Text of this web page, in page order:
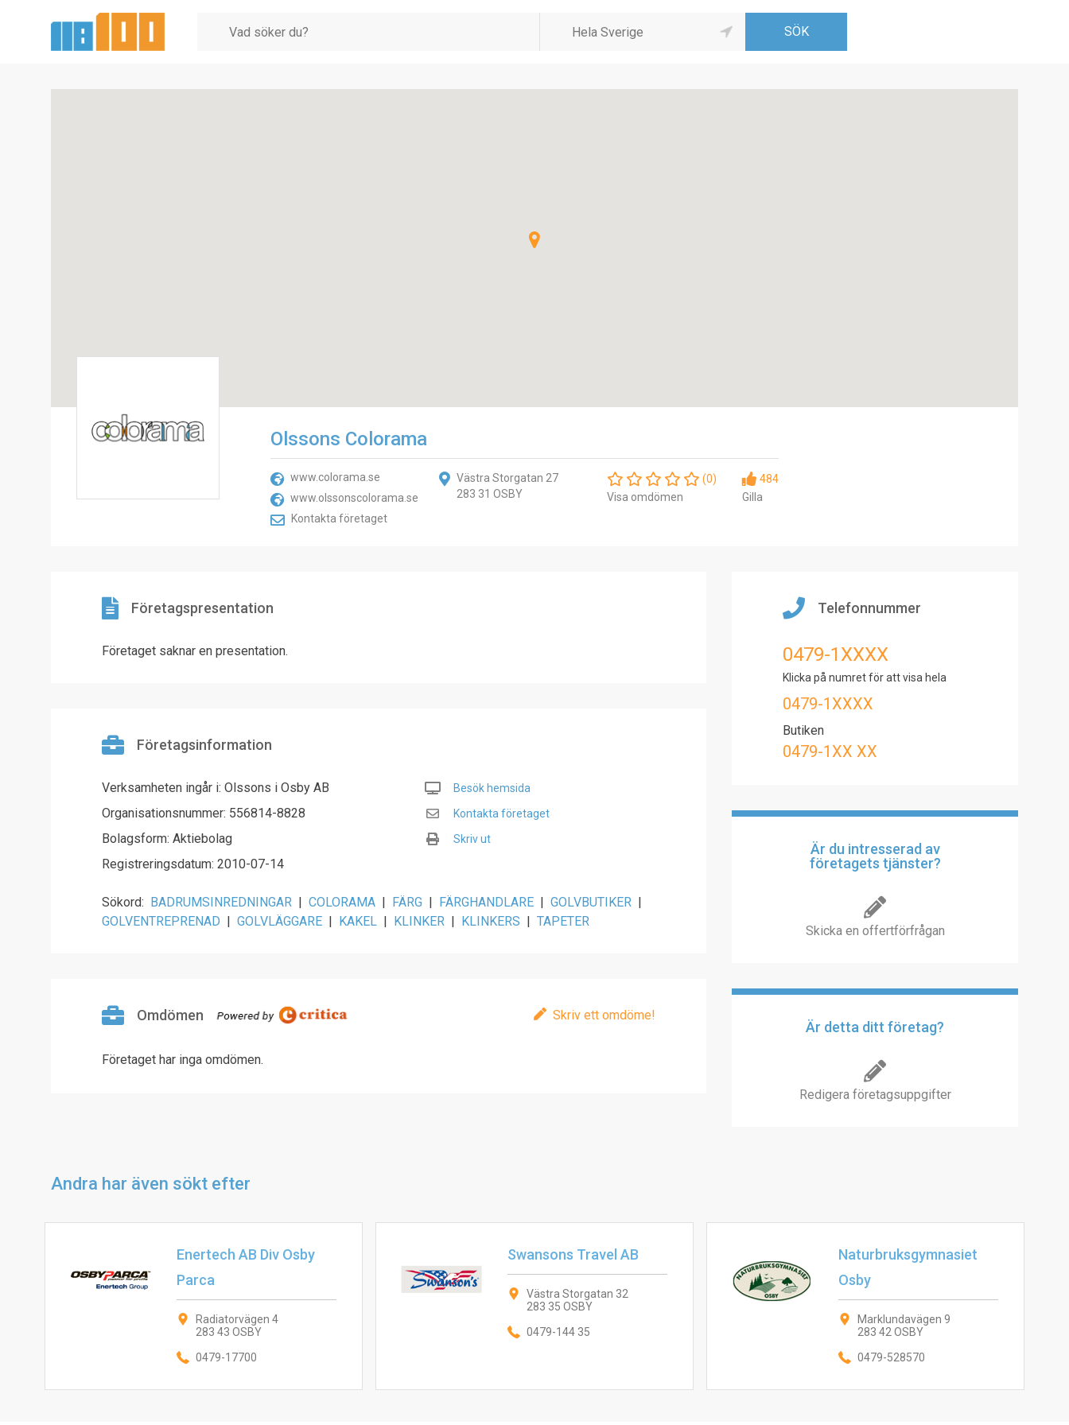
Olssons Colorama
www.colorama.se
www.olssonscolorama.se
Kontakta företaget
Västra Storgatan 27
283 31 OSBY
(0)
Visa omdömen
484
Gilla
Företagspresentation
Företaget saknar en presentation.
Företagsinformation
Verksamheten ingår i: Olssons i Osby AB
Organisationsnummer: 556814-8828
Bolagsform: Aktiebolag
Registreringsdatum: 2010-07-14
Besök hemsida
Kontakta företaget
Skriv ut
Sökord: BADRUMSINREDNINGAR | COLORAMA | FÄRG | FÄRGHANDLARE | GOLVBUTIKER |
GOLVENTREPRENAD | GOLVLÄGGARE | KAKEL | KLINKER | KLINKERS | TAPETER
Omdömen Skriv ett omdöme!
Företaget har inga omdömen.
Telefonnummer
0479-1XXXX
Klicka på numret för att visa hela
0479-1XXXX
Butiken
0479-1XX XX
Är du intresserad av
företagets tjänster?
Skicka en offertförfrågan
Är detta ditt företag?
Redigera företagsuppgifter
Andra har även sökt efter
Enertech AB Div Osby
Parca
Radiatorvägen 4
283 43 OSBY
0479-17700
Swansons Travel AB
Västra Storgatan 32
283 35 OSBY
0479-144 35
Naturbruksgymnasiet
Osby
Marklundavägen 9
283 42 OSBY
0479-528570